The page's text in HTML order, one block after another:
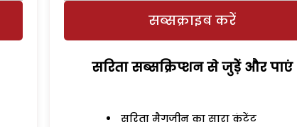
सब्सक्राइब करें
सरिता सब्सक्रिप्शन से जुड़ेें और पाएं
सरिता मैगजीन का सारा कंटेंट